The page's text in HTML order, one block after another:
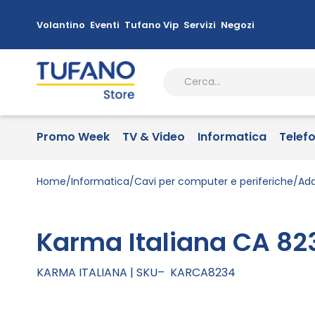
Volantino Eventi Tufano Vip Servizi Negozi
Promo Week TV & Video Informatica
Home Informatica Cavi per computer e periferiche
Karma Italiana CA
KARMA ITALIANA SKU KARCA8234